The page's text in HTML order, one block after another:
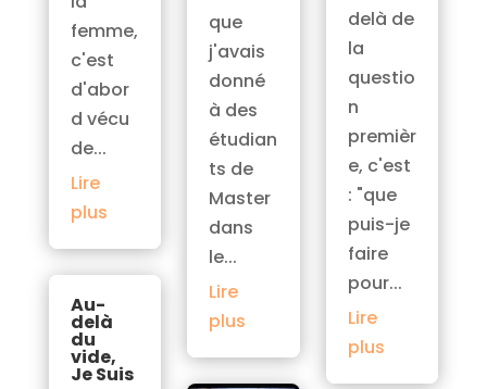
femme,
c'est
d'abor
d vécu
de...
Lire
plus
que
j'avais
donné
à des
étudian
ts de
Master
dans
le...
Lire
plus
delà de
la
questio
n
premièr
e, c'est
: "que
puis-je
faire
pour...
Lire
plus
Au-
delà
du
vide,
Je Suis